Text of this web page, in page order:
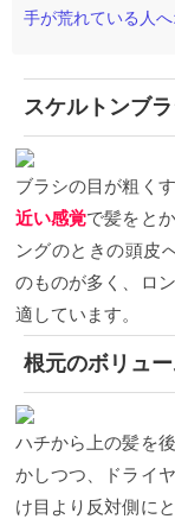
手が荒れている人
スケルトンブ
ブラシの目が粗く
近い感覚で髪をと
ングのときの頭皮
のものが多く、ロ
適しています。
根元のボリュ
ハチから上の髪を
かしつつ、ドライ
け目より反対側に